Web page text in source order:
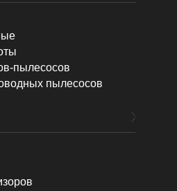
пылесосов
пылесосов